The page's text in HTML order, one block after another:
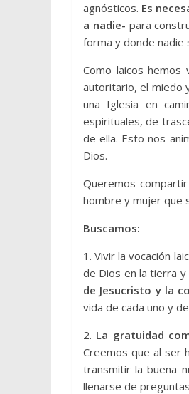
agnósticos. Es
a nadie- para
forma y donde nadie
Como laicos
autoritario, el miedo
una Iglesia en
espirituales, de
de ella. Esto nos
Dios.
Queremos
hombre y mujer que
Buscamos:
1. Vivir la vocación
de Dios en la tierra
de Jesucristo y la
vida de cada uno y
2. La gratuidad
Creemos que al ser
transmitir la buena
llenarse de